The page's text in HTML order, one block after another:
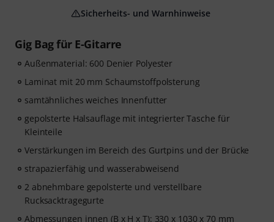
Gig Bag für E-Gitarre
Außenmaterial: 600 Denier Polyester
Laminat mit 20 mm Schaumstoffpolsterung
samtähnliches weiches Innenfutter
gepolsterte Halsauflage mit integrierter Tasche für
Kleinteile
Verstärkungen im Bereich des Gurtpins und der Brücke
strapazierfähig und wasserabweisend
2 abnehmbare gepolsterte und verstellbare
Rucksacktragegurte
Abmessungen innen (B x H x T): 330 x 1030 x 70 mm
Sicherheits- und Warnhinweise